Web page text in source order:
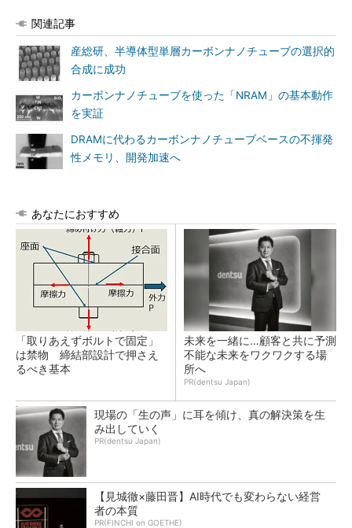
関連記事
産総研、半導体型単層カーボンナノチューブの選択的
合成に成功
カーボンナノチューブを使った「NRAM」の基本動作
を実証
DRAMに代わるカーボンナノチューブベースの不揮発
性メモリ、開発加速へ
あなたにおすすめ
「取りあえずボルトで固定」
は禁物 締結部設計で押さえ
るべき基本
未来を一緒に…顧客と共に予測
不能な未来をワクワクする場
所へ
PR(dentsu Japan)
現場の「生の声」に耳を傾け、真の解決策を生
み出していく
PR(dentsu Japan)
【見城徹×藤田晋】AI時代でも変わらない経営
者の本質
PR(FINCHI on GOETHE)